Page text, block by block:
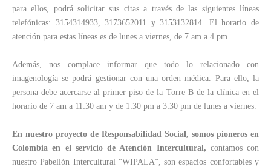
para ellos, podrá solicitar sus citas a través de las siguientes líneas
telefónicas: 3154314933, 3173652011 y 3153132814. El horario de
atención para estas líneas es de lunes a viernes, de 7 am a 4 pm
Además, nos complace informar que todo lo relacionado con
imagenología se podrá gestionar con una orden médica. Para ello, la
persona debe acercarse al primer piso de la Torre B de la clínica en el
horario de 7 am a 11:30 am y de 1:30 pm a 3:30 pm de lunes a viernes.
En nuestro proyecto de Responsabilidad Social, somos pioneros en
Colombia en el servicio de Atención Intercultural, contamos con
nuestro Pabellón Intercultural “WIPALA”, son espacios confortables y